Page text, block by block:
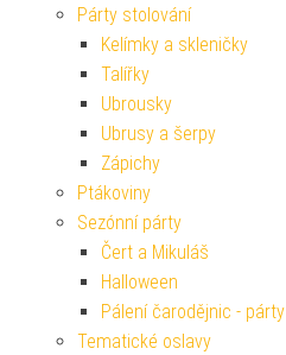
Párty stolování
Kelímky a skleničky
Talířky
Ubrousky
Ubrusy a šerpy
Zápichy
Ptákoviny
Sezónní párty
Čert a Mikuláš
Halloween
Pálení čarodějnic - párty
Tematické oslavy